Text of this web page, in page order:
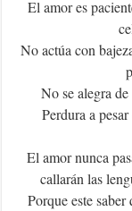
El amor es
No actúa con
No se alegra
Perdura a
El amor nunca
callarán las
Porque este